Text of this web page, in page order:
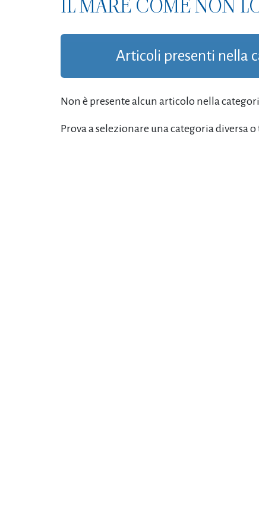
IL MARE COME NON
Articoli presenti nella
Non è presente alcun articolo nella
Prova a selezionare una categoria diversa